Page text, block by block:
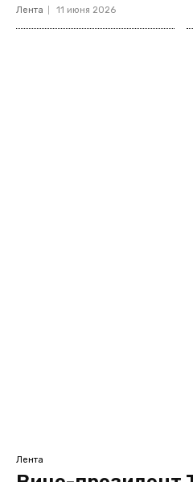
Лента 11 июня 2026